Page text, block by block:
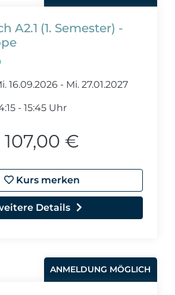
A2.1 (1. Semester) -
16.09.2026 - Mi. 27.01.2027
- 15:45 Uhr
107,00 €
Kurs merken
Details
ANMELDUNG MÖGLICH